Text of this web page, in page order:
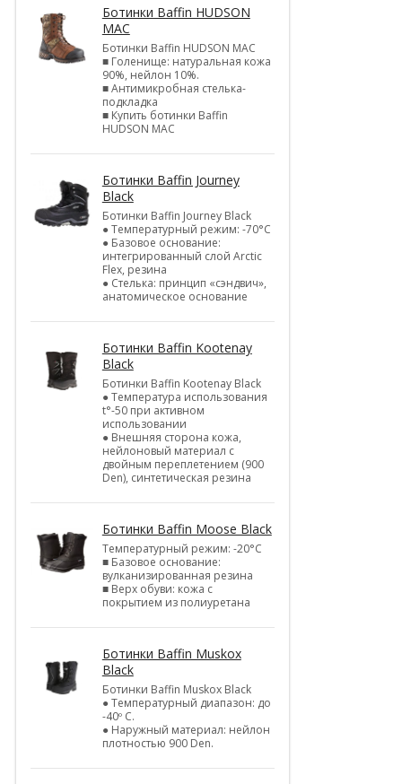
Ботинки Baffin HUDSON
MAC
Ботинки Baffin HUDSON MAC
■ Голенище: натуральная кожа
90%, нейлон 10%.
■ Антимикробная стелька-
подкладка
■ Купить ботинки Baffin
HUDSON MAC
Ботинки Baffin Journey
Black
Ботинки Baffin Journey Black
● Температурный режим: -70°С
● Базовое основание:
интегрированный слой Arctic
Flex, резина
● Стелька: принцип «сэндвич»,
анатомическое основание
Ботинки Baffin Kootenay
Black
Ботинки Baffin Kootenay Black
● Температура использования
t°-50 при активном
использовании
● Внешняя сторона кожа,
нейлоновый материал с
двойным переплетением (900
Den), синтетическая резина
Ботинки Baffin Moose Black
Температурный режим: -20°С
■ Базовое основание:
вулканизированная резина
■ Верх обуви: кожа с
покрытием из полиуретана
Ботинки Baffin Muskox
Black
Ботинки Baffin Muskox Black
● Температурный диапазон: до
-40º C.
● Наружный материал: нейлон
плотностью 900 Den.